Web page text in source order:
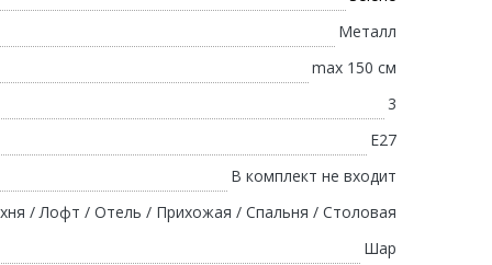
Металл
max 150 см
3
E27
В комплект не входит
/ Лофт / Отель / Прихожая / Спальня / Столовая
Шар